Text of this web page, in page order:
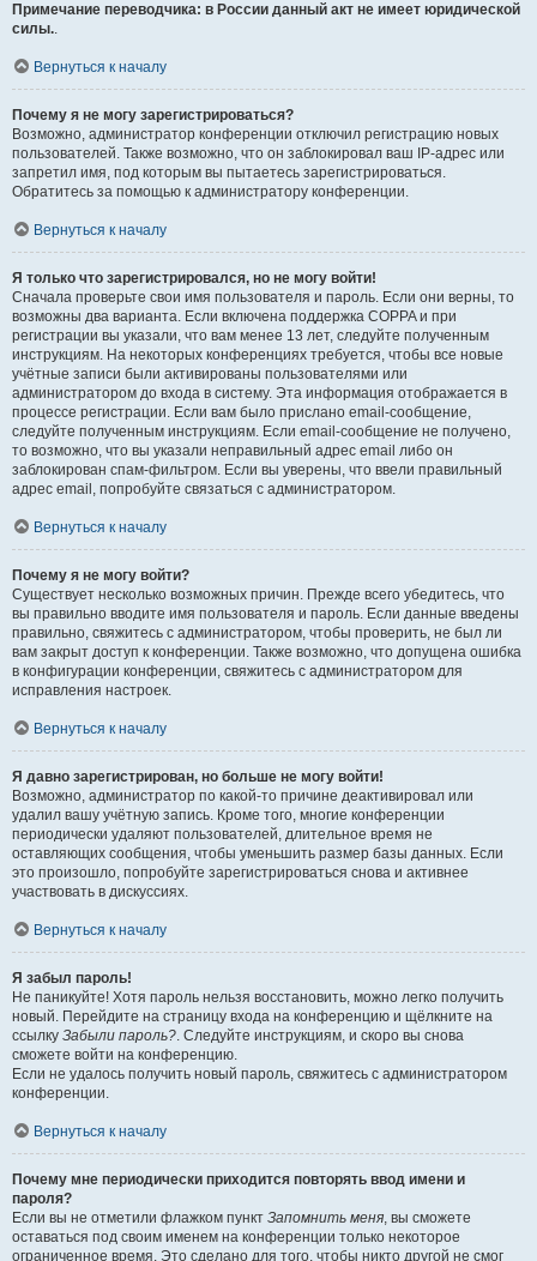
Примечание переводчика: в России данный акт не имеет юридической
силы..
Вернуться к началу
Почему я не могу зарегистрироваться?
Возможно, администратор конференции отключил регистрацию новых
пользователей. Также возможно, что он заблокировал ваш IP-адрес или
запретил имя, под которым вы пытаетесь зарегистрироваться.
Обратитесь за помощью к администратору конференции.
Вернуться к началу
Я только что зарегистрировался, но не могу войти!
Сначала проверьте свои имя пользователя и пароль. Если они верны, то
возможны два варианта. Если включена поддержка COPPA и при
регистрации вы указали, что вам менее 13 лет, следуйте полученным
инструкциям. На некоторых конференциях требуется, чтобы все новые
учётные записи были активированы пользователями или
администратором до входа в систему. Эта информация отображается в
процессе регистрации. Если вам было прислано email-сообщение,
следуйте полученным инструкциям. Если email-сообщение не получено,
то возможно, что вы указали неправильный адрес email либо он
заблокирован спам-фильтром. Если вы уверены, что ввели правильный
адрес email, попробуйте связаться с администратором.
Вернуться к началу
Почему я не могу войти?
Существует несколько возможных причин. Прежде всего убедитесь, что
вы правильно вводите имя пользователя и пароль. Если данные введены
правильно, свяжитесь с администратором, чтобы проверить, не был ли
вам закрыт доступ к конференции. Также возможно, что допущена ошибка
в конфигурации конференции, свяжитесь с администратором для
исправления настроек.
Вернуться к началу
Я давно зарегистрирован, но больше не могу войти!
Возможно, администратор по какой-то причине деактивировал или
удалил вашу учётную запись. Кроме того, многие конференции
периодически удаляют пользователей, длительное время не
оставляющих сообщения, чтобы уменьшить размер базы данных. Если
это произошло, попробуйте зарегистрироваться снова и активнее
участвовать в дискуссиях.
Вернуться к началу
Я забыл пароль!
Не паникуйте! Хотя пароль нельзя восстановить, можно легко получить
новый. Перейдите на страницу входа на конференцию и щёлкните на
ссылку Забыли пароль?. Следуйте инструкциям, и скоро вы снова
сможете войти на конференцию.
Если не удалось получить новый пароль, свяжитесь с администратором
конференции.
Вернуться к началу
Почему мне периодически приходится повторять ввод имени и
пароля?
Если вы не отметили флажком пункт Запомнить меня, вы сможете
оставаться под своим именем на конференции только некоторое
ограниченное время. Это сделано для того, чтобы никто другой не смог